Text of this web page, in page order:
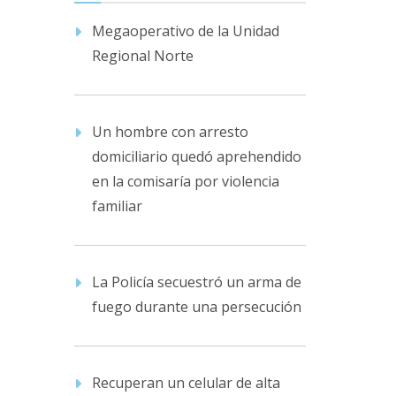
Megaoperativo de la Unidad
Regional Norte
Un hombre con arresto
domiciliario quedó aprehendido
en la comisaría por violencia
familiar
La Policía secuestró un arma de
fuego durante una persecución
Recuperan un celular de alta